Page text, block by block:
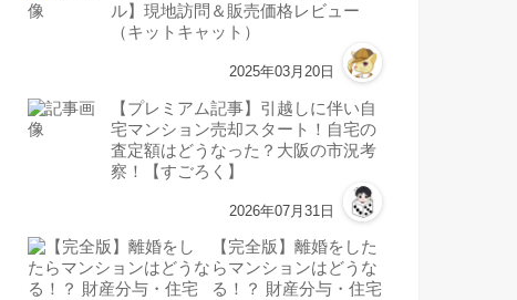
ル】現地訪問＆販売価格レビュー
（キットキャット）
2025年03月20日
【プレミアム記事】引越しに伴い自
宅マンション売却スタート！自宅の
査定額はどうなった？大阪の市況考
察！【すごろく】
2026年07月31日
【完全版】離婚をした
らマンションはどうな
る！？ 財産分与・住宅